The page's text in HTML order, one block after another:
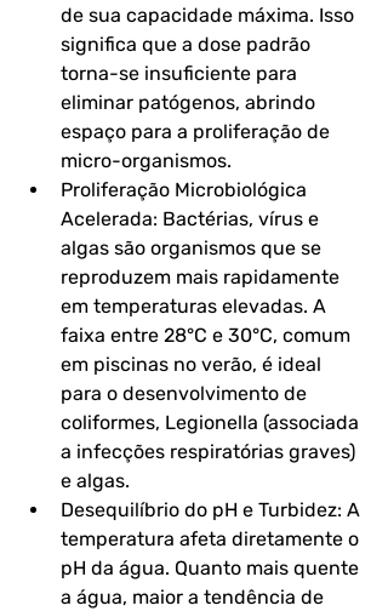
de sua capacidade máxima. Isso
significa que a dose padrão
torna-se insuficiente para
eliminar patógenos, abrindo
espaço para a proliferação de
micro-organismos.
Proliferação Microbiológica
Acelerada: Bactérias, vírus e
algas são organismos que se
reproduzem mais rapidamente
em temperaturas elevadas. A
faixa entre 28°C e 30°C, comum
em piscinas no verão, é ideal
para o desenvolvimento de
coliformes, Legionella (associada
a infecções respiratórias graves)
e algas.
Desequilíbrio do pH e Turbidez: A
temperatura afeta diretamente o
pH da água. Quanto mais quente
a água, maior a tendência de